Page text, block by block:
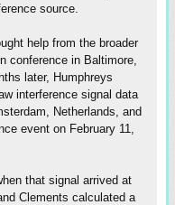
source.
help from the broader
conference in Baltimore,
later, Humphreys
interference signal data
Netherlands, and
event on February 11,
that signal arrived at
Clements calculated a